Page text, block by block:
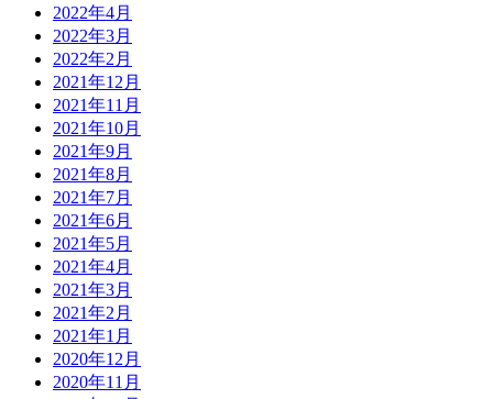
2022年4月
2022年3月
2022年2月
2021年12月
2021年11月
2021年10月
2021年9月
2021年8月
2021年7月
2021年6月
2021年5月
2021年4月
2021年3月
2021年2月
2021年1月
2020年12月
2020年11月